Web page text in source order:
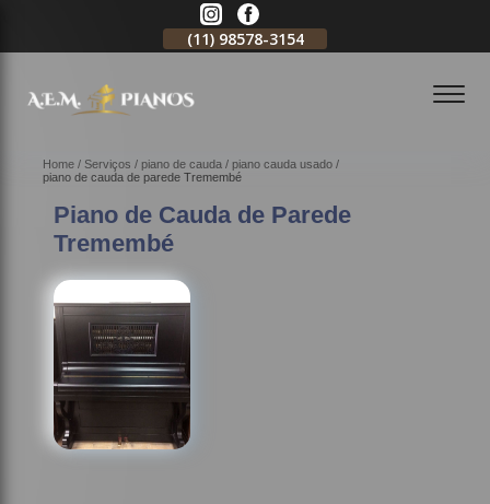
(11) 98578-3154
Home Serviços piano de cauda
piano cauda usado
piano de cauda de parede Tremembé
Piano de Cauda de Parede
Tremembé